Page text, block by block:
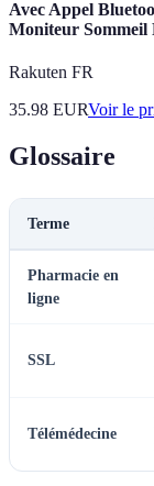
Avec Appel
Moniteur Sommeil
Rakuten FR
35.98 EURVoir le
Glossaire
Terme
Pharmacie en
ligne
SSL
Télémédecine